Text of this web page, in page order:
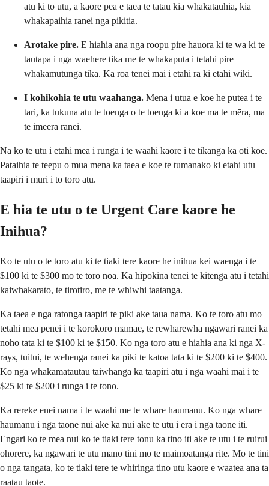
atu ki to utu, a kaore pea e taea te tatau kia whakatauhia, kia
whakapaihia ranei nga pikitia.
Arotake pire. E hiahia ana nga roopu pire hauora ki te wa ki te
tautapa i nga waehere tika me te whakaputa i tetahi pire
whakamutunga tika. Ka roa tenei mai i etahi ra ki etahi wiki.
I kohikohia te utu waahanga. Mena i utua e koe he putea i te
tari, ka tukuna atu te toenga o te toenga ki a koe ma te mēra, ma
te imeera ranei.
Na ko te utu i etahi mea i runga i te waahi kaore i te tikanga ka oti koe.
Pataihia te teepu o mua mena ka taea e koe te tumanako ki etahi utu
taapiri i muri i to toro atu.
E hia te utu o te Urgent Care kaore he
Inihua?
Ko te utu o te toro atu ki te tiaki tere kaore he inihua kei waenga i te
$100 ki te $300 mo te toro noa. Ka hipokina tenei te kitenga atu i tetahi
kaiwhakarato, te tirotiro, me te whiwhi taatanga.
Ka taea e nga ratonga taapiri te piki ake taua nama. Ko te toro atu mo
tetahi mea penei i te korokoro mamae, te rewharewha ngawari ranei ka
noho tata ki te $100 ki te $150. Ko nga toro atu e hiahia ana ki nga X-
rays, tuitui, te wehenga ranei ka piki te katoa tata ki te $200 ki te $400.
Ko nga whakamatautau taiwhanga ka taapiri atu i nga waahi mai i te
$25 ki te $200 i runga i te tono.
Ka rereke enei nama i te waahi me te whare haumanu. Ko nga whare
haumanu i nga taone nui ake ka nui ake te utu i era i nga taone iti.
Engari ko te mea nui ko te tiaki tere tonu ka tino iti ake te utu i te ruirui
ohorere, ka ngawari te utu mano tini mo te maimoatanga rite. Mo te tini
o nga tangata, ko te tiaki tere te whiringa tino utu kaore e waatea ana ta
raatau taote.